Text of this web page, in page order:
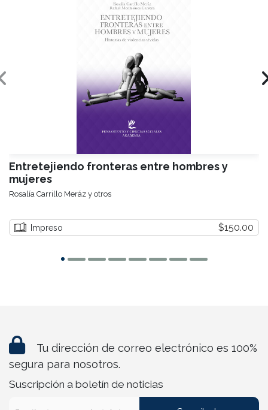
Entretejiendo fronteras entre hombres y
mujeres
Rosalía Carrillo Meráz y otros
Impreso $150.00
Tu dirección de correo electrónico es 100%
segura para nosotros.
Suscripción a boletín de noticias